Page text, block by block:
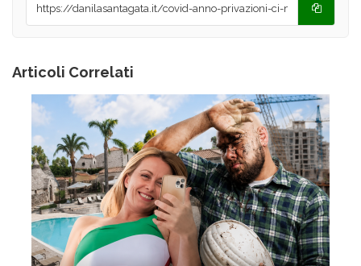
Articoli Correlati